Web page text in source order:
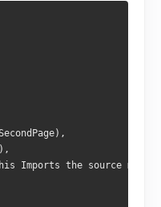
),
Imports the source